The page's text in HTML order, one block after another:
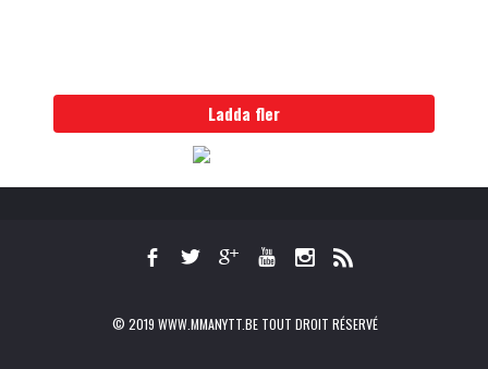
Ladda fler
© 2019 WWW.MMANYTT.BE TOUT DROIT RÉSERVÉ